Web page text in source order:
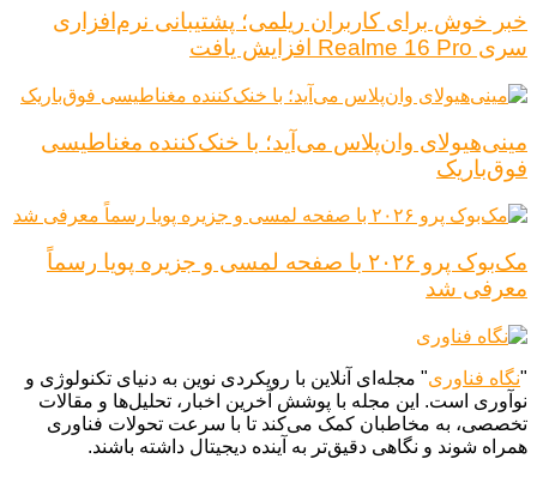
خبر خوش برای کاربران ریلمی؛ پشتیبانی نرم‌افزاری
سری Realme 16 Pro افزایش یافت
مینی‌هیولای وان‌پلاس می‌آید؛ با خنک‌کننده مغناطیسی
فوق‌باریک
مک‌بوک پرو ۲۰۲۶ با صفحه لمسی و جزیره پویا رسماً
معرفی شد
"نگاه فناوری" مجله‌ای آنلاین با رویکردی نوین به دنیای تکنولوژی و
نوآوری است. این مجله با پوشش آخرین اخبار، تحلیل‌ها و مقالات
تخصصی، به مخاطبان کمک می‌کند تا با سرعت تحولات فناوری
همراه شوند و نگاهی دقیق‌تر به آینده دیجیتال داشته باشند.